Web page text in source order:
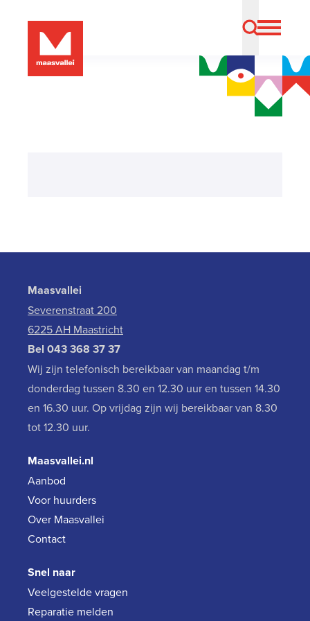
Maasvallei
Severenstraat 200
6225 AH Maastricht
Bel 043 368 37 37
Wij zijn telefonisch bereikbaar van maandag t/m
donderdag tussen 8.30 en 12.30 uur en tussen 14.30
en 16.30 uur. Op vrijdag zijn wij bereikbaar van 8.30
tot 12.30 uur.
Maasvallei.nl
Aanbod
Voor huurders
Over Maasvallei
Contact
Snel naar
Veelgestelde vragen
Reparatie melden